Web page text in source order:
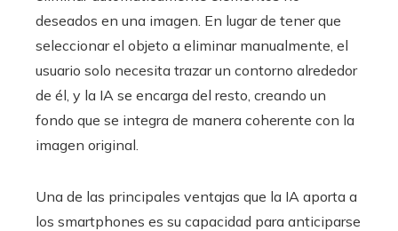
deseados en una imagen. En lugar de tener que
seleccionar el objeto a eliminar manualmente, el
usuario solo necesita trazar un contorno alrededor
de él, y la IA se encarga del resto, creando un
fondo que se integra de manera coherente con la
imagen original.
Una de las principales ventajas que la IA aporta a
los smartphones es su capacidad para anticiparse